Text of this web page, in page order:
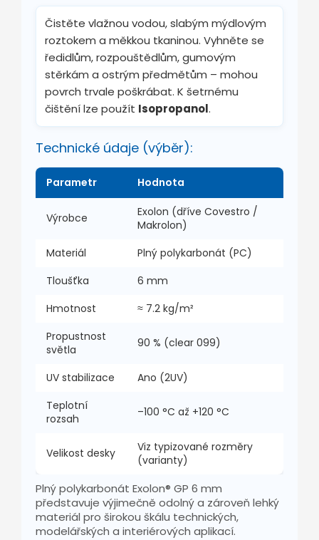
Čistěte vlažnou vodou, slabým mýdlovým
roztokem a měkkou tkaninou. Vyhněte se
ředidlům, rozpouštědlům, gumovým
stěrkám a ostrým předmětům – mohou
povrch trvale poškrábat. K šetrnému
čištění lze použít Isopropanol.
Technické údaje (výběr):
Parametr Hodnota
Výrobce
Exolon (dříve Covestro /
Makrolon)
Materiál
Plný polykarbonát (PC)
Tloušťka
6 mm
Hmotnost
≈ 7.2 kg/m²
Propustnost
světla
90 % (clear 099)
UV stabilizace
Ano (2UV)
Teplotní
rozsah
–100 °C až +120 °C
Velikost desky
Viz typizované rozměry
(varianty)
Plný polykarbonát Exolon® GP 6 mm
představuje výjimečně odolný a zároveň lehký
materiál pro širokou škálu technických,
modelářských a interiérových aplikací.